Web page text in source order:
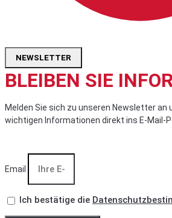
NEWSLETTER
BLEIBEN SIE
Melden Sie sich zu unseren Newsletter an
wichtigen Informationen direkt ins E-Mail-
Email
Ich bestätige die